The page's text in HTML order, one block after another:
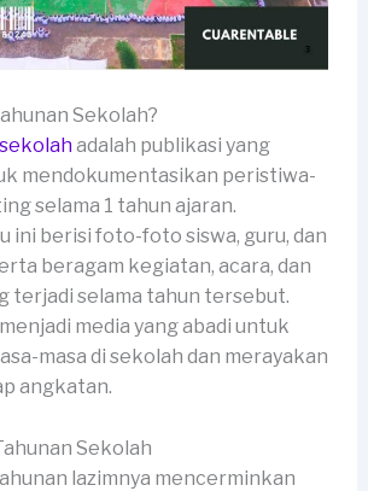
Sekolah?
adalah publikasi yang
mendokumentasikan peristiwa-
selama 1 tahun ajaran.
ini berisi foto-foto siswa, guru, dan
beragam kegiatan, acara, dan
terjadi selama tahun tersebut.
media yang abadi untuk
masa di sekolah dan merayakan
angkatan.
Sekolah
lazimnya mencerminkan